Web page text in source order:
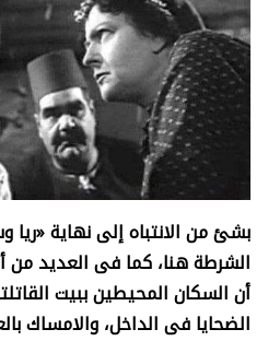
الشرطة هنا، كما فى العديد من
أن السكان المحيطين ببيت
الضحايا فى الداخل، والامساك